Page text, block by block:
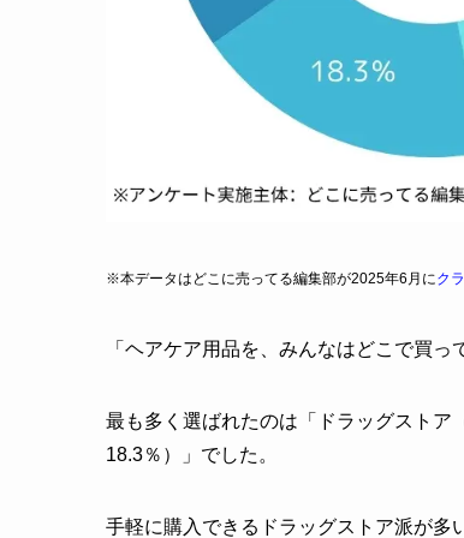
※本データはどこに売ってる編集部が2025年6月にク
「ヘアケア用品を、みんなはどこで買
最も多く選ばれたのは「ドラッグストア
18.3％）」でした。
手軽に購入できるドラッグストア派が多